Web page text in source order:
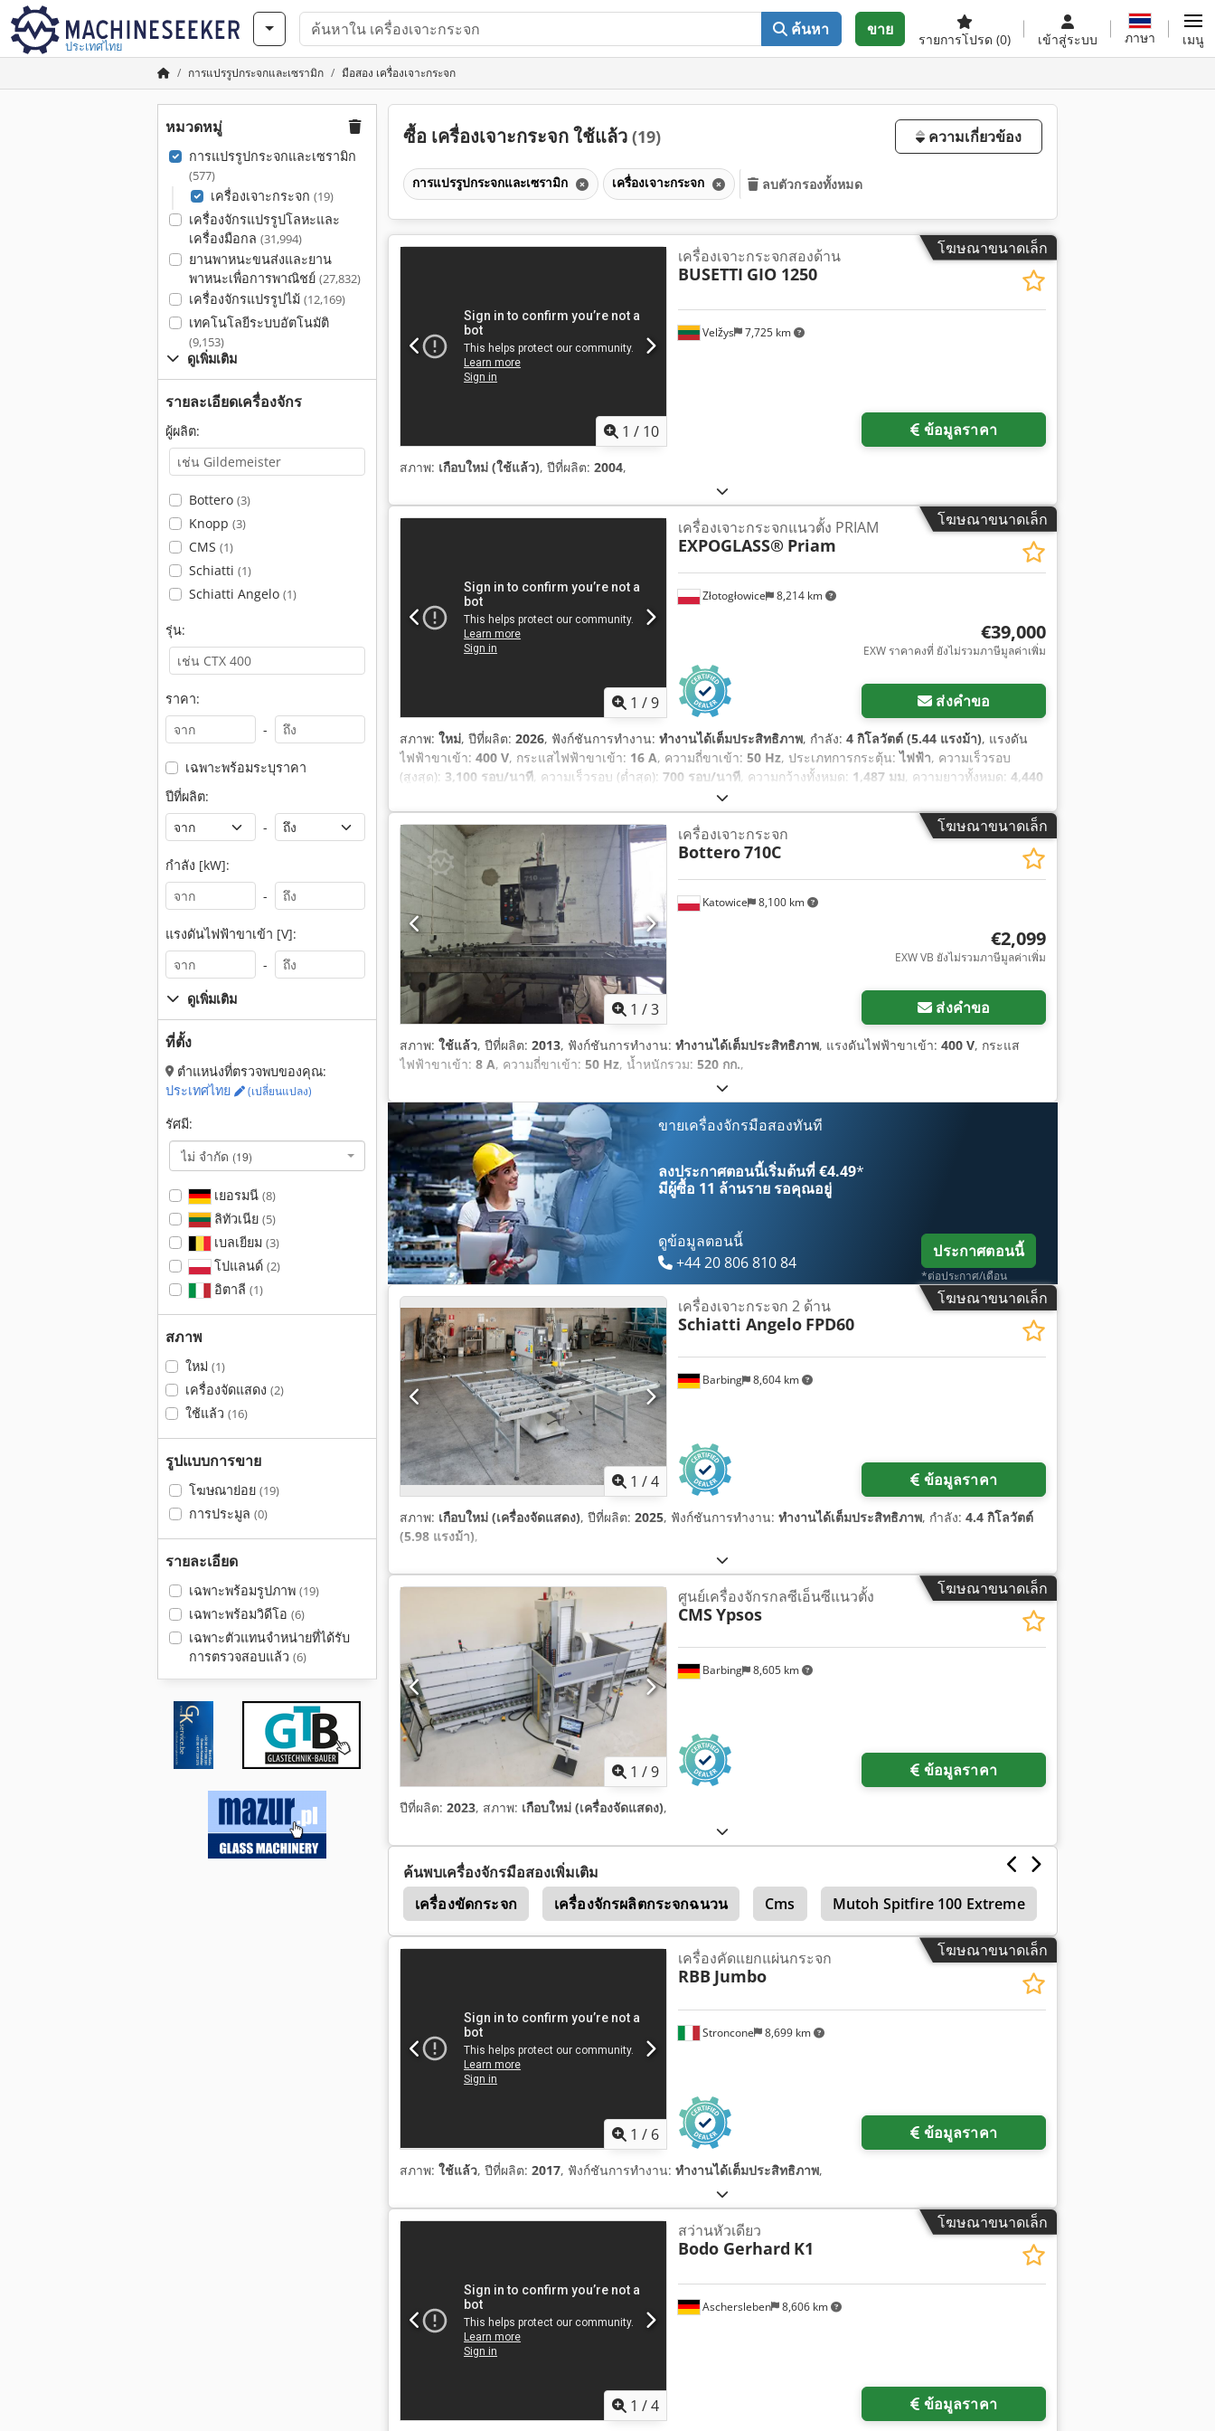
ประเทศไทย
ค้นหา ขาย
รายการโปรด (0) เข้าสู่ระบบ ภาษา เมนู
การแปรรูปกระจกและเซรามิก มือสอง เครื่องเจาะกระจก
หมวดหมู่
การแปรรูปกระจกและเซรามิก
(577)
เครื่องเจาะกระจก (19)
เครื่องจักรแปรรูปโลหะและ
เครื่องมือกล (31,994)
ยานพาหนะขนส่งและยาน
พาหนะเพื่อการพาณิชย์ (27,832)
เครื่องจักรแปรรูปไม้ (12,169)
เทคโนโลยีระบบอัตโนมัติ
(9,153)
ดูเพิ่มเติม
รายละเอียดเครื่องจักร
ผู้ผลิต:
Bottero (3)
Knopp (3)
CMS (1)
Schiatti (1)
Schiatti Angelo (1)
รุ่น:
ราคา:
-
เฉพาะพร้อมระบุราคา
ปีที่ผลิต:
-
กำลัง [kW]:
-
แรงดันไฟฟ้าขาเข้า [V]:
-
ดูเพิ่มเติม
ที่ตั้ง
ตำแหน่งที่ตรวจพบของคุณ:
ประเทศไทย
(เปลี่ยนแปลง)
รัศมี:
ไม่ จำกัด (19)
เยอรมนี (8)
ลิทัวเนีย (5)
เบลเยียม (3)
โปแลนด์ (2)
อิตาลี (1)
สภาพ
ใหม่ (1)
เครื่องจัดแสดง (2)
ใช้แล้ว (16)
รูปแบบการขาย
โฆษณาย่อย (19)
การประมูล (0)
รายละเอียด
เฉพาะพร้อมรูปภาพ (19)
เฉพาะพร้อมวิดีโอ (6)
เฉพาะตัวแทนจำหน่ายที่ได้รับ
การตรวจสอบแล้ว (6)
ซื้อ เครื่องเจาะกระจก ใช้แล้ว (19) ความเกี่ยวข้อง
การแปรรูปกระจกและเซรามิก เครื่องเจาะกระจก ลบตัวกรองทั้งหมด
โฆษณาขนาดเล็ก
1 / 10
Velžys 7,725 km
เครื่องเจาะกระจกสองด้าน
BUSETTI GIO 1250
ข้อมูลราคา
สภาพ: เกือบใหม่ (ใช้แล้ว), ปีที่ผลิต: 2004,
โฆษณาขนาดเล็ก
1 /9
Złotogłowice 8,214 km
เครื่องเจาะกระจกแนวตั้ง PRIAM
EXPOGLASS® Priam
€39,000
EXW ราคาคงที่ ยังไม่รวมภาษีมูลค่าเพิ่ม
ส่งคำขอ
สภาพ: ใหม่, ปีที่ผลิต: 2026, ฟังก์ชันการทำงาน: ทำงานได้เต็มประสิทธิภาพ, กำลัง: 4 กิโลวัตต์ (5.44 แรงม้า), แรงดัน
ไฟฟ้าขาเข้า: 400 V, กระแสไฟฟ้าขาเข้า: 16 A, ความถี่ขาเข้า: 50 Hz, ประเภทการกระตุ้น:ไฟฟ้า, ความเร็วรอบ
(สูงสุด): 3,100 รอบ/นาที, ความเร็วรอบ (ต่ำสุด): 700 รอบ/นาที, ความกว้างทั้งหมด: 1,487 มม, ความยาวทั้งหมด: 4,440
, น้ำหนักรวม:
ประกอบ / คู่มือ,
โฆษณาขนาดเล็ก
1 /3
Katowice 8,100 km
เครื่องเจาะกระจก
Bottero710C
€2,099
EXW VB ยังไม่รวมภาษีมูลค่าเพิ่ม
ส่งคำขอ
สภาพ: ใช้แล้ว, ปีที่ผลิต: 2013, ฟังก์ชันการทำงาน: ทำงานได้เต็มประสิทธิภาพ, แรงดันไฟฟ้าขาเข้า: 400 V, กระแส
ไฟฟ้าขาเข้า: 8 A, ความถี่ขาเข้า: 50 Hz, น้ำหนักรวม: 520 กก.,
ขายเครื่องจักรมือสองทันที
ลงประกาศตอนนี้เริ่มต้นที่ €4.49*
มีผู้ซื้อ 11 ล้านราย รอคุณอยู่
ดูข้อมูลตอนนี้
+44 20 806 810 84
ประกาศตอนนี้
*ต่อประกาศ/เดือน
โฆษณาขนาดเล็ก
1 /4
Barbing 8,604 km
เครื่องเจาะกระจก 2 ด้าน
Schiatti Angelo FPD60
ข้อมูลราคา
สภาพ: เกือบใหม่ (เครื่องจัดแสดง), ปีที่ผลิต: 2025, ฟังก์ชันการทำงาน: ทำงานได้เต็มประสิทธิภาพ, กำลัง: 4.4 กิโลวัตต์
(5.98 แรงม้า),
โฆษณาขนาดเล็ก
1 /9
Barbing 8,605 km
ศูนย์เครื่องจักรกลซีเอ็นซีแนวตั้ง
CMSYpsos
ข้อมูลราคา
ปีที่ผลิต: 2023, สภาพ: เกือบใหม่ (เครื่องจัดแสดง),
ค้นพบเครื่องจักรมือสองเพิ่มเติม
เครื่องขัดกระจก
เครื่องจักรผลิตกระจกฉนวน Cms Mutoh Spitfire 100 Extreme
โฆษณาขนาดเล็ก
1 / 6
Stroncone 8,699 km
เครื่องคัดแยกแผ่นกระจก
RBB Jumbo
ข้อมูลราคา
สภาพ: ใช้แล้ว, ปีที่ผลิต: 2017, ฟังก์ชันการทำงาน: ทำงานได้เต็มประสิทธิภาพ,
โฆษณาขนาดเล็ก
1 /4
Aschersleben 8,606 km
สว่านหัวเดียว
Bodo Gerhard K1
ข้อมูลราคา